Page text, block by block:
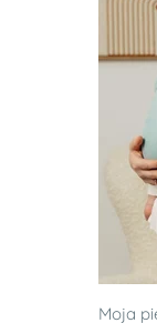
Moja